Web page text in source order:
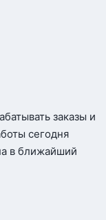
заказы и
сегодня
в ближайший